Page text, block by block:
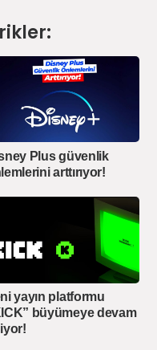
Plus güvenlik
arttırıyor!
yayın platformu
büyümeye devam